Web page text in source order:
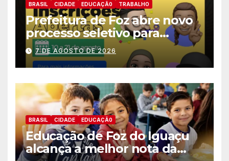
BRASIL CIDADE EDUCAÇÃ0 TRABALHO
Prefeitura de Foz abre novo
processo seletivo para
estagiários
7 DE AGOSTO DE 2026
BRASIL CIDADE EDUCAÇÃ0
Educação de Foz do Iguaçu
alcança a melhor nota da